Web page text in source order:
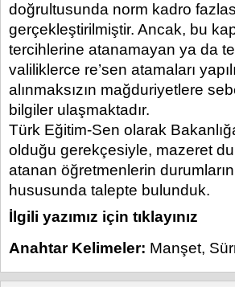
doğrultusunda norm kadro
gerçekleştirilmiştir. Ancak, bu
tercihlerine atanamayan ya da
valiliklerce re’sen atamaları
alınmaksızın mağduriyetlere
bilgiler ulaşmaktadır.
Türk Eğitim-Sen olarak
olduğu gerekçesiyle, mazeret
atanan öğretmenlerin
hususunda talepte bulunduk.
İlgili yazımız için tıklayınız
Anahtar Kelimeler: Manşet,